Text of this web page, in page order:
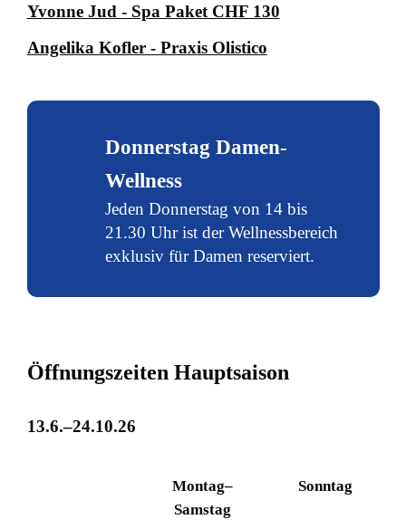
Yvonne Jud - Spa Paket CHF 130
Angelika Kofler - Praxis Olistico
Donnerstag Damen-
Wellness
Jeden Donnerstag von 14 bis
21.30 Uhr ist der Wellnessbereich
exklusiv für Damen reserviert.
Öffnungszeiten Hauptsaison
13.6.–24.10.26
Montag–
Samstag
Sonntag